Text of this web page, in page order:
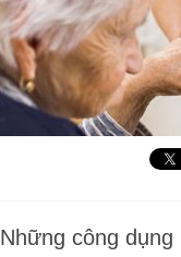
Những công